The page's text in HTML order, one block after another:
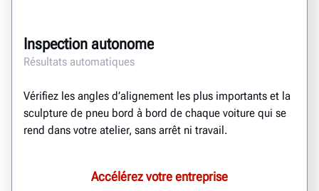
Inspection autonome
Résultats automatiques
Vérifiez les angles d’alignement les plus importants et la
sculpture de pneu bord à bord de chaque voiture qui se
rend dans votre atelier, sans arrêt ni travail.
Accélérez votre entreprise